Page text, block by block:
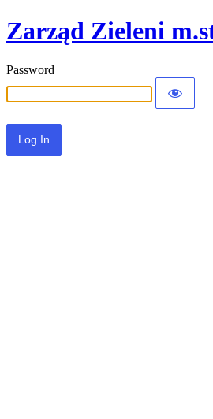
Zarząd Zieleni
Password